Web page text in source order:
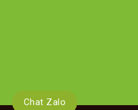
Chat Zalo